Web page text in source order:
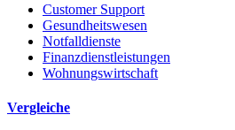
Customer Support
Gesundheitswesen
Notfalldienste
Finanzdienstleistungen
Wohnungswirtschaft
Vergleiche